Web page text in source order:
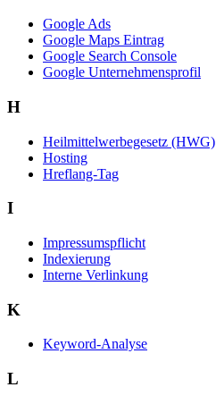
Google Ads
Google Maps Eintrag
Google Search Console
Google Unternehmensprofil
H
Heilmittelwerbegesetz (HWG)
Hosting
Hreflang-Tag
I
Impressumspflicht
Indexierung
Interne Verlinkung
K
Keyword-Analyse
L